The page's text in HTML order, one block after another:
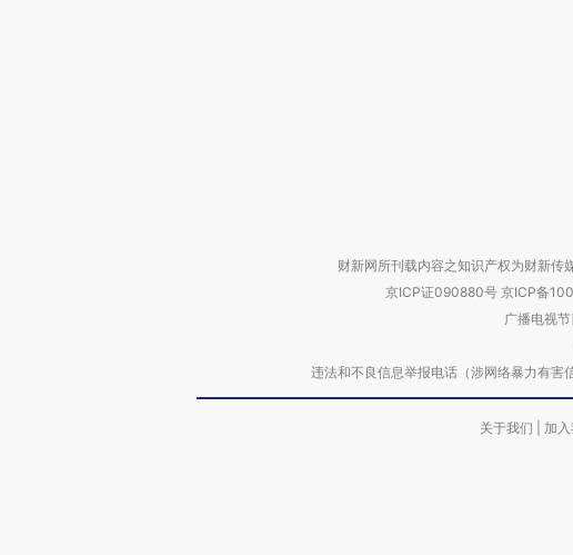
财新网所刊载内容之知识产权为财新传
京ICP证090880号 京ICP备
广播电视
违法和不良信息举报电话（涉网络暴力有
关于我们 加